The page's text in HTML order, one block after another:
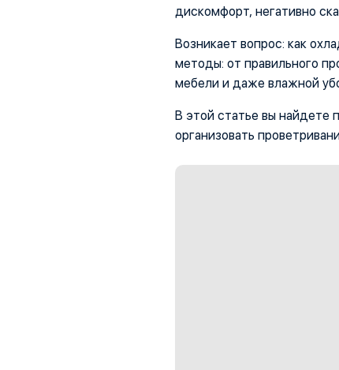
дискомфорт, негативно
Возникает вопрос: как
методы: от правильного
мебели и даже влажной
В этой статье вы найдете
организовать